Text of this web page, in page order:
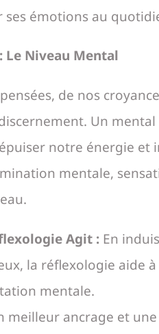
ses émotions au
Le Niveau Mental
pensées, de nos
Un
notre énergie
mentale,
Agit : En
la réflexologie aide à
mentale.
meilleur ancrage et